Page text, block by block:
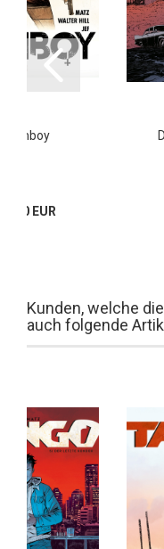
Tomboy
EUR
Kunden, welche
auch folgende